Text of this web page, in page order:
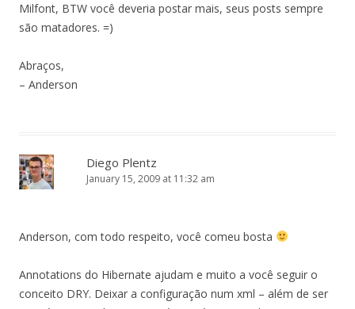
Milfont, BTW você deveria postar mais, seus posts sempre
são matadores. =)
Abraços,
– Anderson
Diego Plentz
January 15, 2009 at 11:32 am
Anderson, com todo respeito, você comeu bosta
Annotations do Hibernate ajudam e muito a você seguir o
conceito DRY. Deixar a configuração num xml – além de ser